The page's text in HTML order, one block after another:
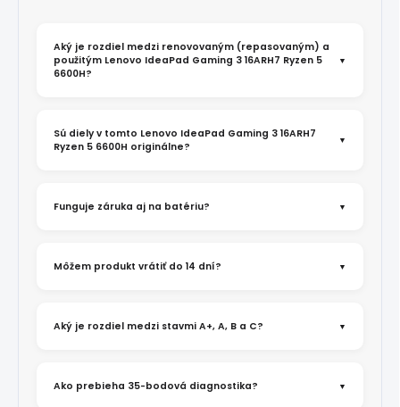
Aký je rozdiel medzi renovovaným (repasovaným) a
použitým Lenovo IdeaPad Gaming 3 16ARH7 Ryzen 5
6600H?
Sú diely v tomto Lenovo IdeaPad Gaming 3 16ARH7
Ryzen 5 6600H originálne?
Funguje záruka aj na batériu?
Môžem produkt vrátiť do 14 dní?
Aký je rozdiel medzi stavmi A+, A, B a C?
Ako prebieha 35-bodová diagnostika?